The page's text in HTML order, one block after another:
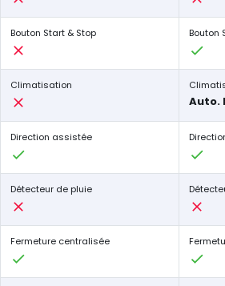
Bouton Start & Stop Bouton
Climatisation
Auto.
Direction assistée
Détecteur de pluie
Fermeture centralisée